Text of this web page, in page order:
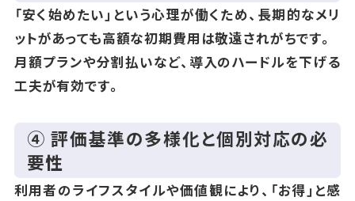
「安く始めたい」という心理が働くため、長期的なメリ
ットがあっても高額な初期費用は敬遠されがちです。
月額プランや分割払いなど、導入のハードルを下げる
工夫が有効です。
④ 評価基準の多様化と個別対応の必
要性
利用者のライフスタイルや価値観により、「お得」と感